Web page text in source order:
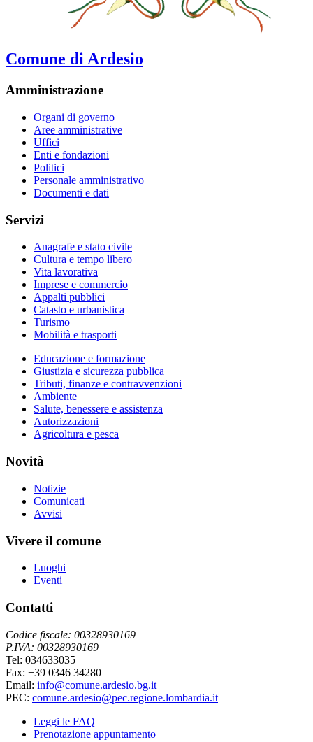
Comune di Ardesio
Amministrazione
Organi di governo
Aree amministrative
Uffici
Enti e fondazioni
Politici
Personale amministrativo
Documenti e dati
Servizi
Anagrafe e stato civile
Cultura e tempo libero
Vita lavorativa
Imprese e commercio
Appalti pubblici
Catasto e urbanistica
Turismo
Mobilità e trasporti
Educazione e formazione
Giustizia e sicurezza pubblica
Tributi, finanze e contravvenzioni
Ambiente
Salute, benessere e assistenza
Autorizzazioni
Agricoltura e pesca
Novità
Notizie
Comunicati
Avvisi
Vivere il comune
Luoghi
Eventi
Contatti
Codice fiscale: 00328930169
P.IVA: 00328930169
Tel: 034633035
Fax: +39 0346 34280
Email: info@comune.ardesio.bg.it
PEC: comune.ardesio@pec.regione.lombardia.it
Leggi le FAQ
Prenotazione appuntamento